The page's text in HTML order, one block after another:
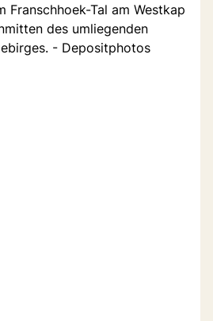
Franschhoek-Tal am Westkap
des umliegenden
- Depositphotos